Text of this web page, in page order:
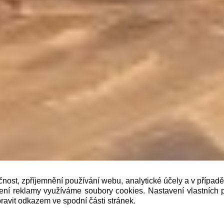
je prodávající povinen vystavit kupujícímu účtenku.
nejpozději do 48 hodin.“
zpříjemnění používání webu, analytické účely a v
reklamy využíváme soubory cookies. Nastavení vlastních
odkazem ve spodní části stránek.